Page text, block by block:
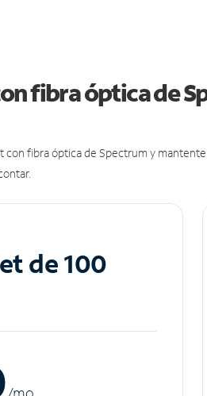
fibra óptica de
con fibra óptica de Spectrum y
de 100